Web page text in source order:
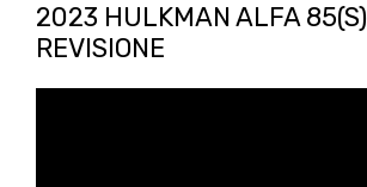
2023 HULKMAN ALFA 85(S)
REVISIONE